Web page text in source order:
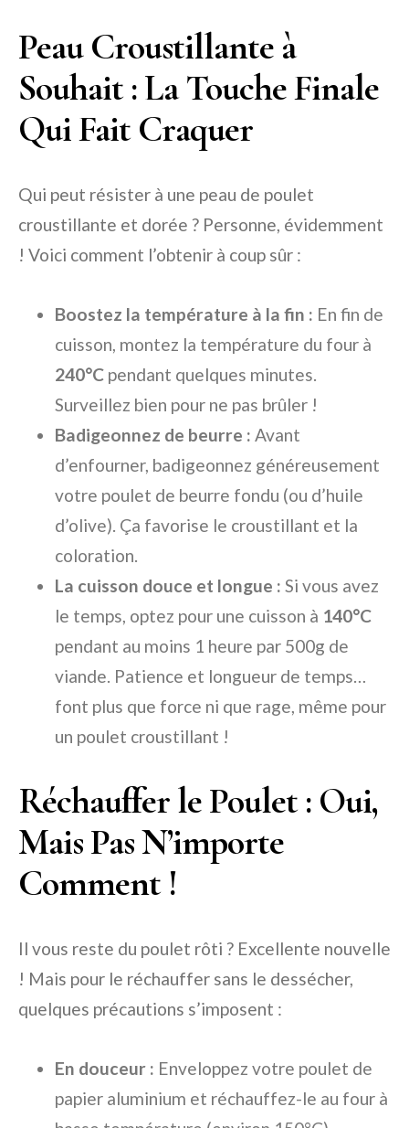
Peau Croustillante à
Souhait : La Touche Finale
Qui Fait Craquer
Qui peut résister à une peau de poulet
croustillante et dorée ? Personne, évidemment
! Voici comment l’obtenir à coup sûr :
Boostez la température à la fin : En fin de
cuisson, montez la température du four à
240°C pendant quelques minutes.
Surveillez bien pour ne pas brûler !
Badigeonnez de beurre : Avant
d’enfourner, badigeonnez généreusement
votre poulet de beurre fondu (ou d’huile
d’olive). Ça favorise le croustillant et la
coloration.
La cuisson douce et longue : Si vous avez
le temps, optez pour une cuisson à 140°C
pendant au moins 1 heure par 500g de
viande. Patience et longueur de temps…
font plus que force ni que rage, même pour
un poulet croustillant !
Réchauffer le Poulet : Oui,
Mais Pas N’importe
Comment !
Il vous reste du poulet rôti ? Excellente nouvelle
! Mais pour le réchauffer sans le dessécher,
quelques précautions s’imposent :
En douceur : Enveloppez votre poulet de
papier aluminium et réchauffez-le au four à